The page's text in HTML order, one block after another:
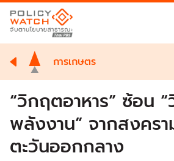
การเกษตร
“วิกฤตอาหาร” ซ้อน
พลังงาน” จากสงครา
ตะวันออกกลาง